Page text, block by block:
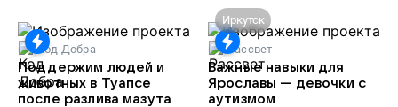
Код Добра
Поддержим людей и
животных в Туапсе
после разлива мазута
Иркутск
Рассвет
Важные навыки для
Ярославы — девочки с
аутизмом